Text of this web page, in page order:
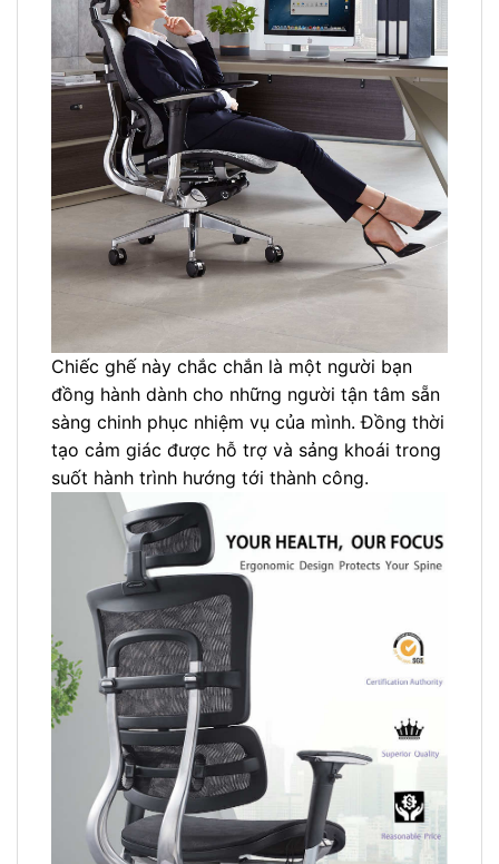
Chiếc ghế này chắc chắn là một người bạn
đồng hành dành cho những người tận tâm sẵn
sàng chinh phục nhiệm vụ của mình. Đồng thời
tạo cảm giác được hỗ trợ và sảng khoái trong
suốt hành trình hướng tới thành công.